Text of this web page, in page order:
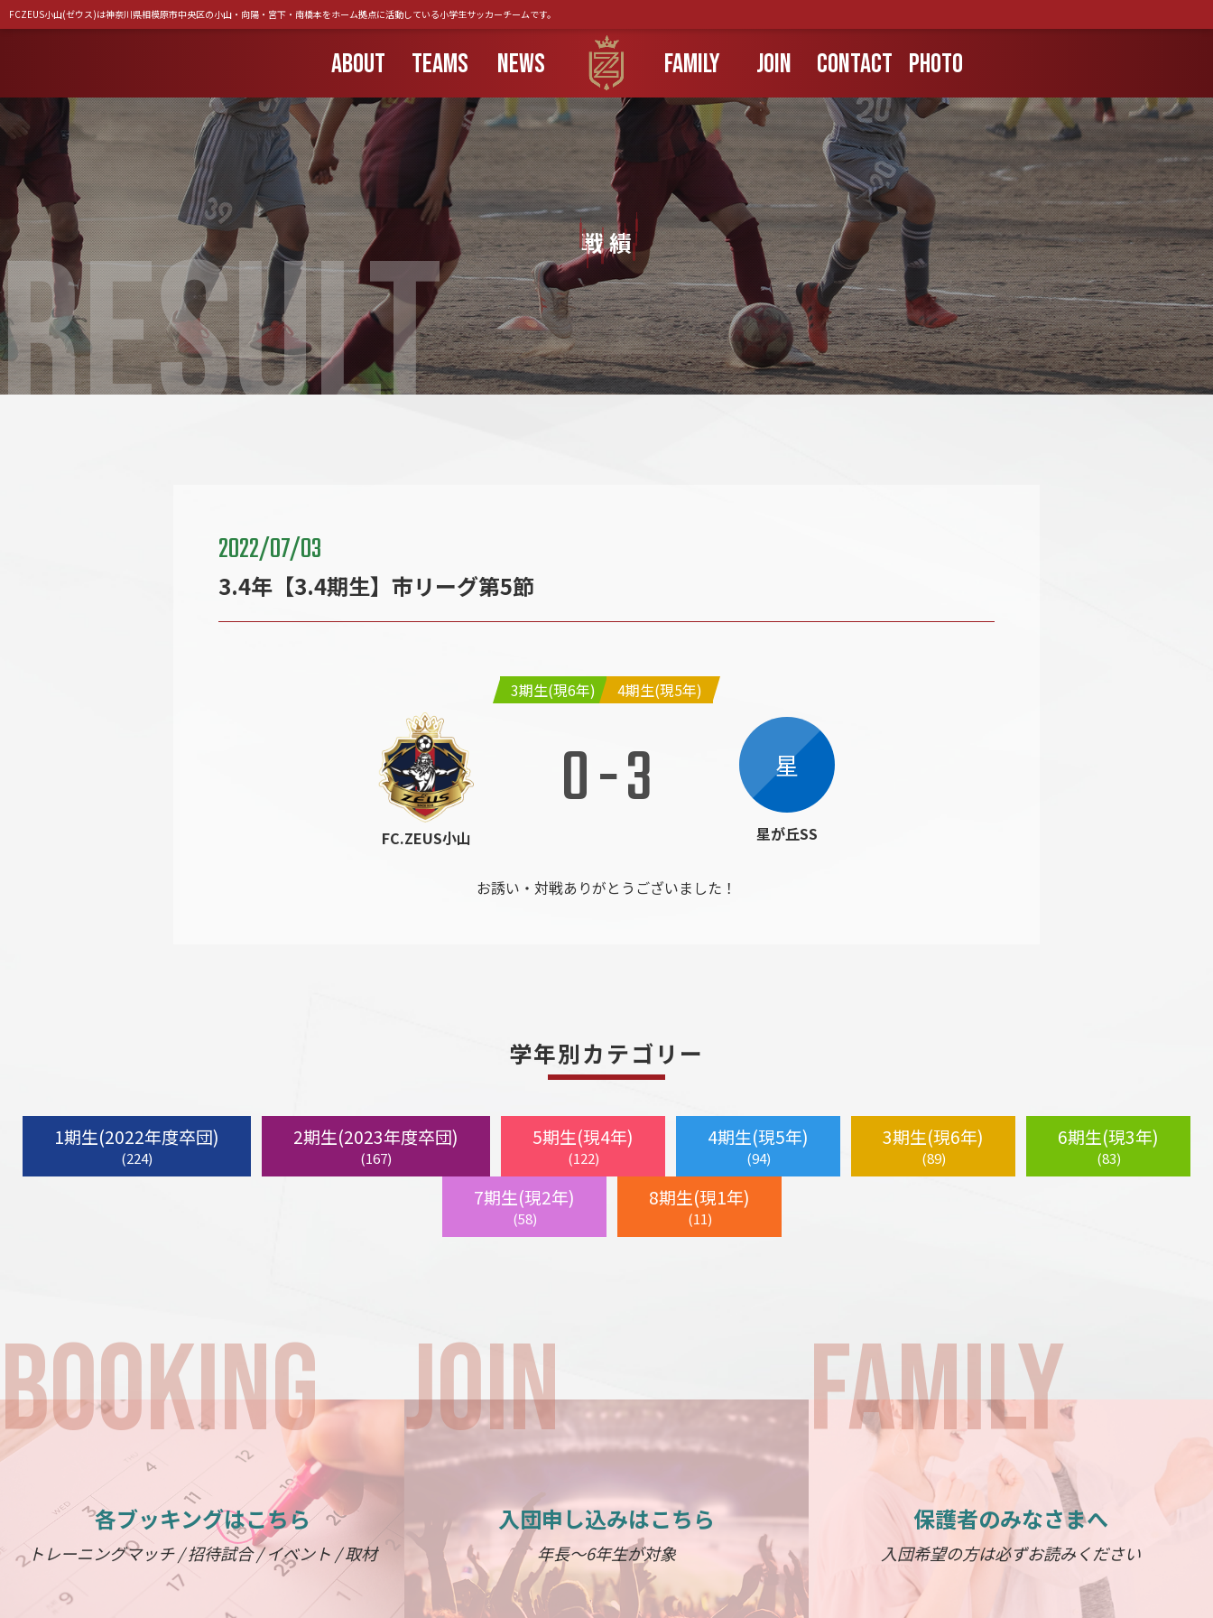
FCZEUS小山(ゼウス)は神奈川県相模原市中央区の小山・向陽・宮下・南橋本をホーム拠点に活動している小学生サッカーチームです。
ABOUT TEAMS NEWS FAMILY JOIN CONTACT PHOTO
戦 績
RESULT
2022/07/03
3.4年【3.4期生】市リーグ第5節
3期生(現6年) 4期生(現5年)
FC.ZEUS小山
0-3 星
星が丘SS
お誘い・対戦ありがとうございました！
学年別カテゴリー
1期生(2022年度卒団)
(224)
2期生(2023年度卒団)
(167)
5期生(現4年)
(122)
4期生(現5年)
(94)
3期生(現6年)
(89)
6期生(現3年)
(83)
7期生(現2年)
(58)
8期生(現1年)
(11)
各ブッキングはこちら
トレーニングマッチ / 招待試合 / イベント / 取材
入団申し込みはこちら
年長～6年生が対象
保護者のみなさまへ
入団希望の方は必ずお読みください